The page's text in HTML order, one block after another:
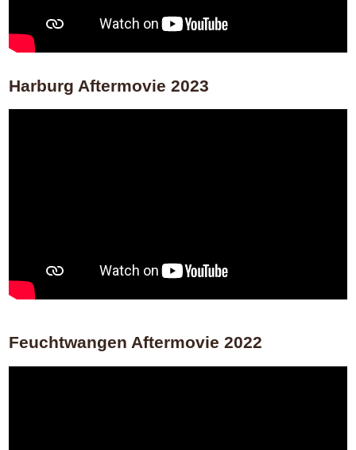
Harburg Aftermovie 2023
Feuchtwangen Aftermovie 2022